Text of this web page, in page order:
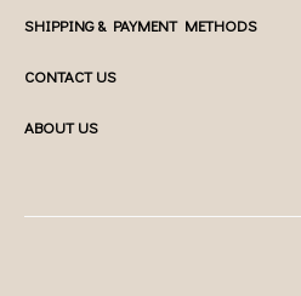
SHIPPING & PAYMENT METHODS
CONTACT US
ABOUT US